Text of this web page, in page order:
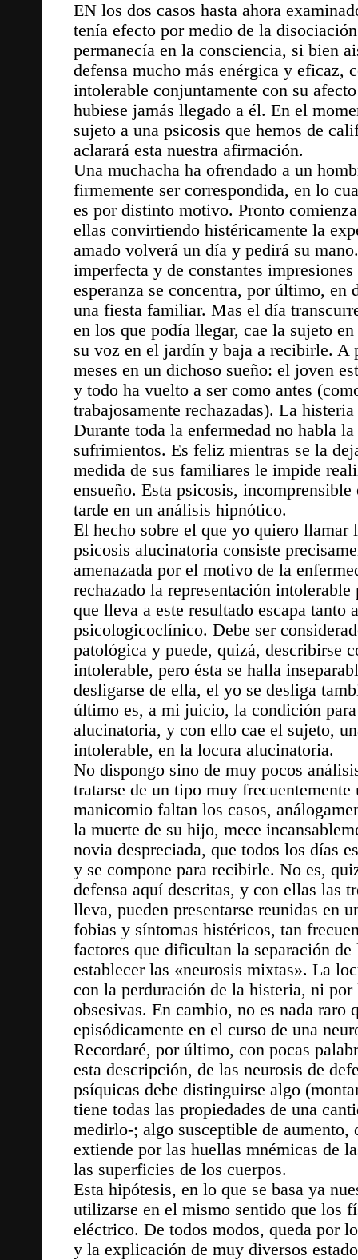
EN los dos casos hasta ahora
tenía efecto por medio de la
permanecía en la consciencia, si bien
defensa mucho más enérgica y eficaz,
intolerable conjuntamente con su
hubiese jamás llegado a él. En el
sujeto a una psicosis que hemos de
aclarará esta nuestra afirmación.
Una muchacha ha ofrendado a un
firmemente ser correspondida, en lo
es por distinto motivo. Pronto
ellas convirtiendo histéricamente la
amado volverá un día y pedirá su
imperfecta y de constantes
esperanza se concentra, por último, en
una fiesta familiar. Mas el día
en los que podía llegar, cae la sujeto
su voz en el jardín y baja a recibirle. A
meses en un dichoso sueño: el joven
y todo ha vuelto a ser como antes
trabajosamente rechazadas). La
Durante toda la enfermedad no habla
sufrimientos. Es feliz mientras se la
medida de sus familiares le impide
ensueño. Esta psicosis,
tarde en un análisis hipnótico.
El hecho sobre el que yo quiero llamar
psicosis alucinatoria consiste
amenazada por el motivo de la
rechazado la representación
que lleva a este resultado escapa
psicologicoclínico. Debe ser
patológica y puede, quizá, describirse
intolerable, pero ésta se halla
desligarse de ella, el yo se desliga
último es, a mi juicio, la condición
alucinatoria, y con ello cae el sujeto,
intolerable, en la locura alucinatoria.
No dispongo sino de muy pocos
tratarse de un tipo muy
manicomio faltan los casos,
la muerte de su hijo, mece
novia despreciada, que todos los días
y se compone para recibirle. No es,
defensa aquí descritas, y con ellas las
lleva, pueden presentarse reunidas en
fobias y síntomas histéricos, tan
factores que dificultan la separación
establecer las «neurosis mixtas». La
con la perduración de la histeria, ni
obsesivas. En cambio, no es nada raro
episódicamente en el curso de una
Recordaré, por último, con pocas
esta descripción, de las neurosis de
psíquicas debe distinguirse algo
tiene todas las propiedades de una
medirlo-; algo susceptible de aumento,
extiende por las huellas mnémicas de
las superficies de los cuerpos.
Esta hipótesis, en lo que se basa ya
utilizarse en el mismo sentido que los
eléctrico. De todos modos, queda por
y la explicación de muy diversos